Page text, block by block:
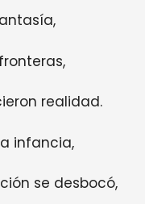
realidad.
infancia,
se desbocó,